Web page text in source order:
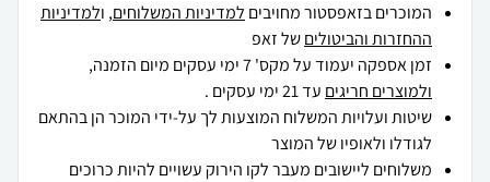
המוכרים בזאפסטור מחויבים למדיניות המשלוחים, ולמדיניות
ההחזרות והביטוליםשל זאפ
זמן אספקה יעמוד על מקס' 7 ימי עסקים מיום הזמנה,
ולמוצרים חריגים עד 21 ימי עסקים .
שיטות ועלויות המשלוח המוצעות לך על-ידי המוכר הן בהתאם
לגודלו ולאופיו של המוצר
משלוחים ליישובים מעבר לקו הירוק עשויים להיות כרוכים